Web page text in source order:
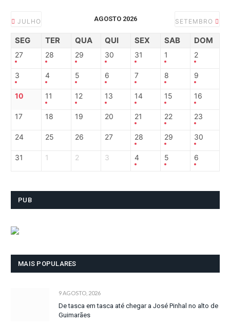
JULHO AGOSTO 2026 SETEMBRO
SEG TER QUA QUI SEX SAB DOM
27 28 29 30 31 1 2
3 4 5 6 7 8 9
10 11 12 13 14 15 16
17 18 19 20 21 22 23
24 25 26 27 28 29 30
31 1 2 3 4 5 6
PUB
MAIS POPULARES
9 AGOSTO, 2026
De tasca em tasca até chegar a José Pinhal no alto de
Guimarães